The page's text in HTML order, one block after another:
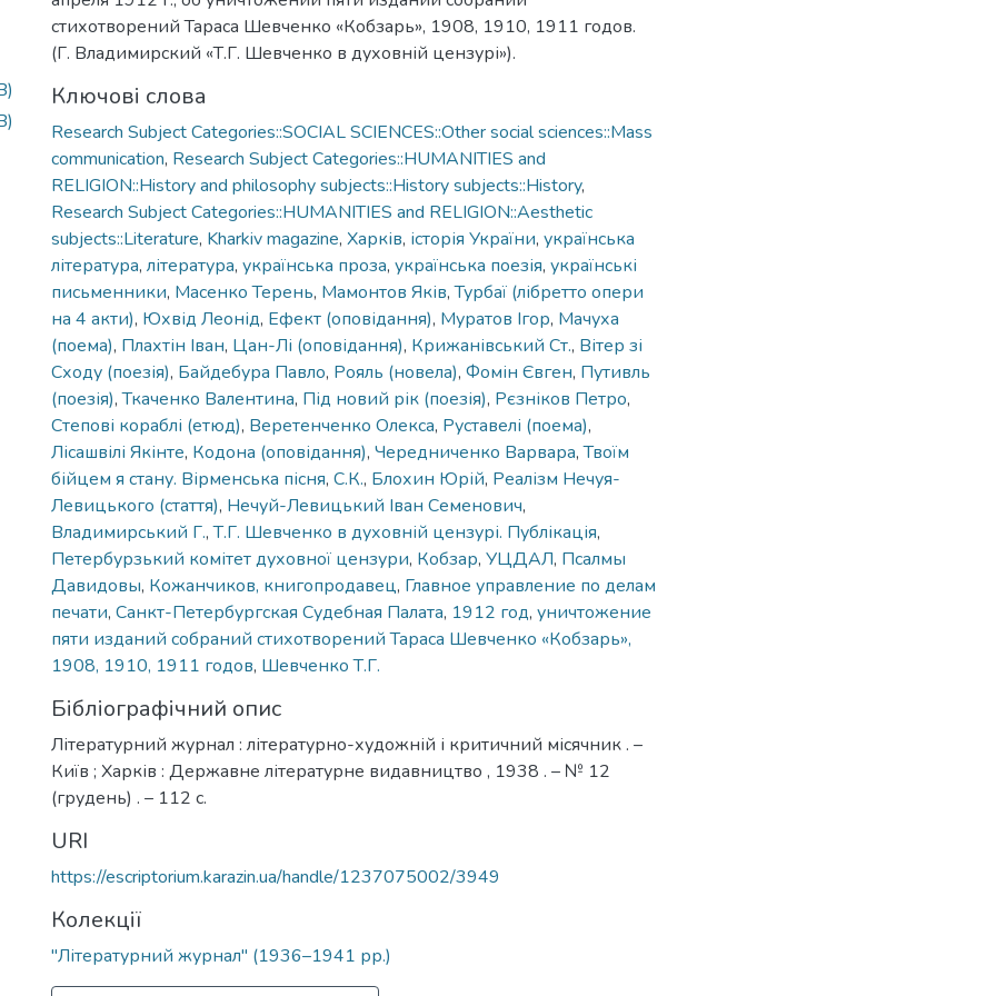
стихотворений Тараса Шевченко «Кобзарь», 1908, 1910, 1911 годов.
(Г. Владимирский «Т.Г. Шевченко в духовній цензурі»).
Ключові слова
Research Subject Categories::SOCIAL SCIENCES::Other social sciences::Mass
communication, Research Subject Categories::HUMANITIES and
RELIGION::History and philosophy subjects::History subjects::History,
Research Subject Categories::HUMANITIES and RELIGION::Aesthetic
subjects::Literature, Kharkiv magazine, Харків, історія України, українська
література, література, українська проза, українська поезія, українські
письменники, Масенко Терень, Мамонтов Яків,Турбаї (лібретто опери
на 4 акти), Юхвід Леонід, Ефект (оповідання), Муратов Ігор, Мачуха
(поема), Плахтін Іван, Цан-Лі (оповідання), Крижанівський Ст., Вітер зі
Сходу (поезія), Байдебура Павло, Рояль (новела), Фомін Євген, Путивль
(поезія),Ткаченко Валентина, Під новий рік (поезія), Рєзніков Петро,
Степові кораблі (етюд), Веретенченко Олекса, Руставелі (поема),
Лісашвілі Якінте, Кодона (оповідання), Чередниченко Варвара,Твоїм
бійцем я стану. Вірменська пісня, С.К., Блохин Юрій, Реалізм Нечуя-
Левицького (стаття), Нечуй-Левицький Іван Семенович,
Владимирський Г.,Т.Г. Шевченко в духовній цензурі. Публікація,
Петербурзький комітет духовної цензури, Кобзар, УЦДАЛ, Псалмы
Давидовы, Кожанчиков, книгопродавец, Главное управление по делам
печати, Санкт-Петербургская Судебная Палата, 1912 год, уничтожение
пяти изданий собраний стихотворений Тараса Шевченко «Кобзарь»,
1908, 1910, 1911 годов, Шевченко Т.Г.
Бібліографічний опис
Літературний журнал : літературно-художній і критичний місячник . –
Київ ; Харків : Державне літературне видавництво , 1938 . – № 12
(грудень) . – 112 с.
URI
https://escriptorium.karazin.ua/handle/1237075002/3949
Колекції
"Літературний журнал" (1936–1941 рр.)